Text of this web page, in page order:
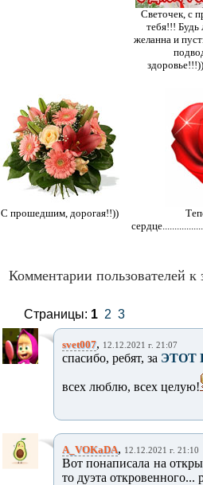
Светочек, с
тебя!!!
желанна и
С прошедшим, дорогая!!))
Комментарии пользователей к
Страницы: 1 2 3
svet007, 12.12.2021 г. 21:07
спасибо, ребят, за ЭТОТ
всех люблю, всех целую!
A_VOKaDA, 12.12.2021 г. 21:10
Вот понаписала на
то дуэта откровенного...